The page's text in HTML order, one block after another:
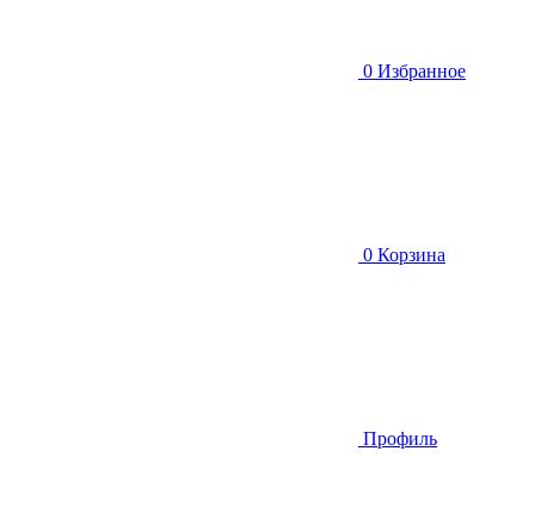
0 Избранное
0 Корзина
Профиль